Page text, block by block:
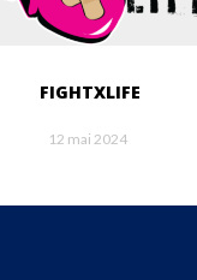
FIGHTXLIFE
12 mai 2024